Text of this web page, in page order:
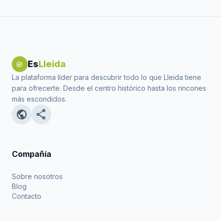
explore EsLleida
La plataforma líder para descubrir todo lo que Lleida tiene
para ofrecerte. Desde el centro histórico hasta los rincones
más escondidos.
public share
Compañía
Sobre nosotros
Blog
Contacto